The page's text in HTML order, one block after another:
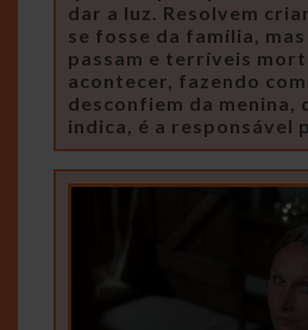
dar a luz. Resolvem
se fosse da família, mas
passam e terríveis
acontecer, fazendo com
desconfiem da menina,
indica, é a responsável